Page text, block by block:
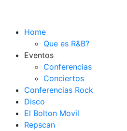
Home
Que es R&B?
Eventos
Conferencias
Conciertos
Conferencias Rock
Disco
El Bolton Movil
Repscan